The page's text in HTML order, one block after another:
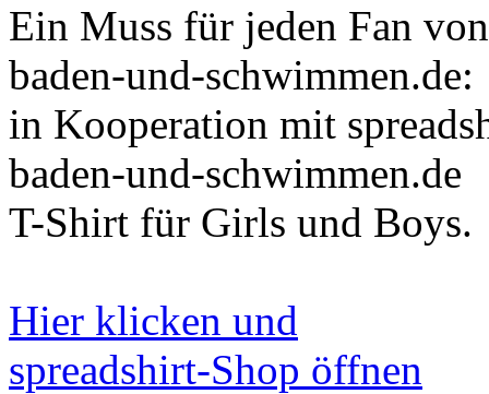
Ein Muss für jeden Fan von
baden-und-schwimmen.de:
in Kooperation mit
baden-und-schwimmen.de
T-Shirt für Girls und Boys.
Hier klicken und
spreadshirt-Shop öffnen